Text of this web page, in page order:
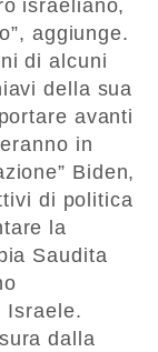
israeliano,
aggiunge.
di alcuni
della sua
avanti
in
Biden,
di politica
la
Saudita
Israele.
dalla